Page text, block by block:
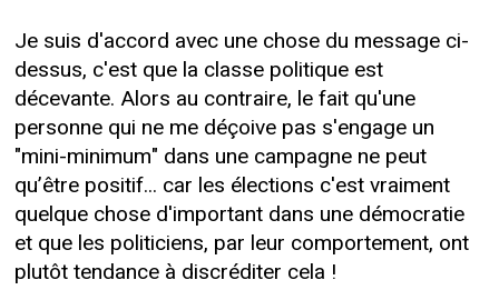
Je suis d'accord avec une chose du message ci-
dessus, c'est que la classe politique est
décevante. Alors au contraire, le fait qu'une
personne qui ne me déçoive pas s'engage un
"mini-minimum" dans une campagne ne peut
qu’être positif... car les élections c'est vraiment
quelque chose d'important dans une démocratie
et que les politiciens, par leur comportement, ont
plutôt tendance à discréditer cela !